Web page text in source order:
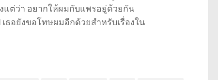
แต่ว่า อยากให้ผมกับแพรอยู่ด้วยกัน
ธอยังขอโทษผมอีกด้วยสำหรับเรื่องใน